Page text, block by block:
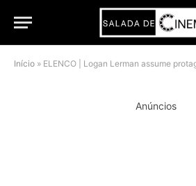
Início » ELENCO | Logan Lerman assume protagonismo no
Anúncios